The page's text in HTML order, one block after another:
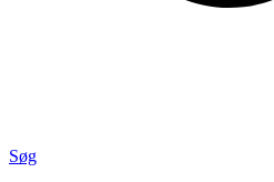
Søg